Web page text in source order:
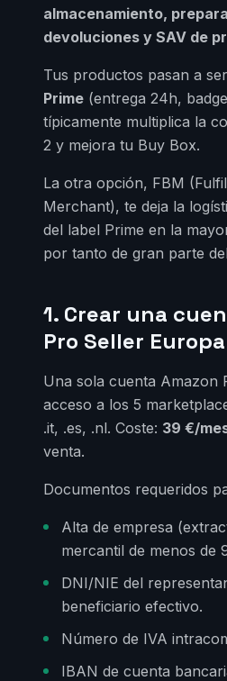
almacenamiento,
devoluciones y SAV de
Tus productos pasan a
Prime (entrega 24h,
típicamente multiplica la
2 y mejora tu Buy Box.
La otra opción, FBM
Merchant), te deja la
del label Prime en la
por tanto de gran parte
1. Crear una
Pro Seller Europa
Una sola cuenta Amazon
acceso a los 5
.it, .es, .nl. Coste: 39 €/
venta.
Documentos requeridos
Alta de empresa
mercantil de menos de
DNI/NIE del
beneficiario efectivo.
Número de IVA
IBAN de cuenta